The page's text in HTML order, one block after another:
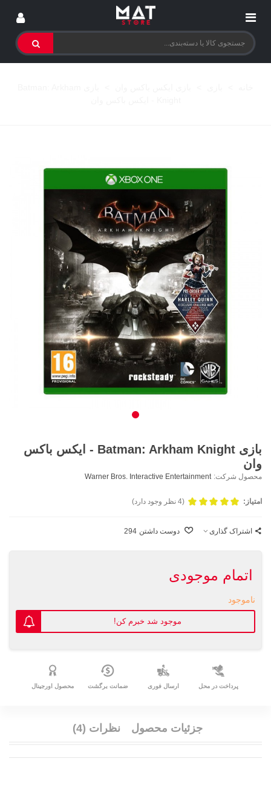
بازی Batman: Arkham Knight - ایکس باکس
وان
محصول شرکت: Warner Bros. Interactive Entertainment
امتیاز: (4 نظر وجود دارد)
اشتراک گذاری دوست داشتن 294
اتمام موجودی
ناموجود
موجود شد خبرم کن!
پرداخت در محل ارسال فوری ضمانت برگشت محصول اورجینال
جزئیات محصول نظرات (4)